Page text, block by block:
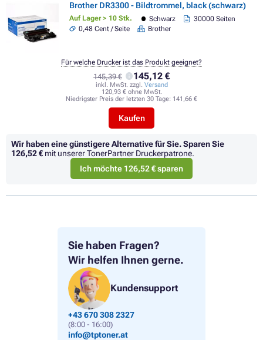
Sie haben Fragen?
Wir helfen Ihnen gerne.
Kundensupport
+43 670 308 2327
(8:00 - 16:00)
info@tptoner.at
Brother DR3300 - Bildtrommel, black (schwarz)
Auf Lager > 10 Stk. Schwarz
30000 Seiten
0,48 Cent / Seite
Brother
145,39 € 145,12 €
inkl. MwSt. zzgl. Versand
120,93 € ohne MwSt.
Niedrigster Preis der letzten 30 Tage: 141,66 €
Kaufen
Für welche Drucker ist das Produkt geeignet?
Wir haben eine günstigere Alternative für Sie.Sparen Sie
126,52 € mit unserer TonerPartner Druckerpatrone.
Ich möchte 126,52 € sparen